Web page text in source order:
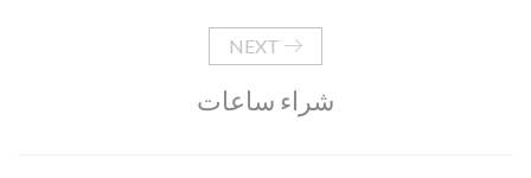
NEXT
شراء ساعات